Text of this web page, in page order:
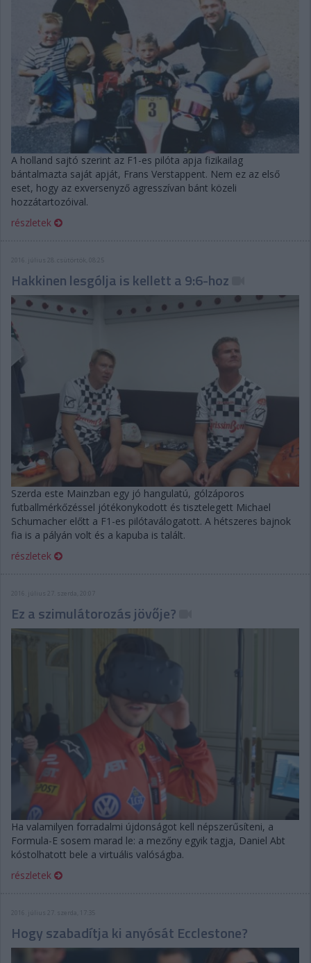
A holland sajtó szerint az F1-es pilóta apja fizikailag
bántalmazta saját apját, Frans Verstappent. Nem ez az első
eset, hogy az exversenyző agresszívan bánt közeli
hozzátartozóival.
részletek
2016. július 28. csütörtök, 08:25
Hakkinen lesgólja is kellett a 9:6-hoz
Szerda este Mainzban egy jó hangulatú, gólzáporos
futballmérkőzéssel jótékonykodott és tisztelegett Michael
Schumacher előtt a F1-es pilótaválogatott. A hétszeres bajnok
fia is a pályán volt és a kapuba is talált.
részletek
2016. július 27. szerda, 20:07
Ez a szimulátorozás jövője?
Ha valamilyen forradalmi újdonságot kell népszerűsíteni, a
Formula-E sosem marad le: a mezőny egyik tagja, Daniel Abt
kóstolhatott bele a virtuális valóságba.
részletek
2016. július 27. szerda, 17:35
Hogy szabadítja ki anyósát Ecclestone?